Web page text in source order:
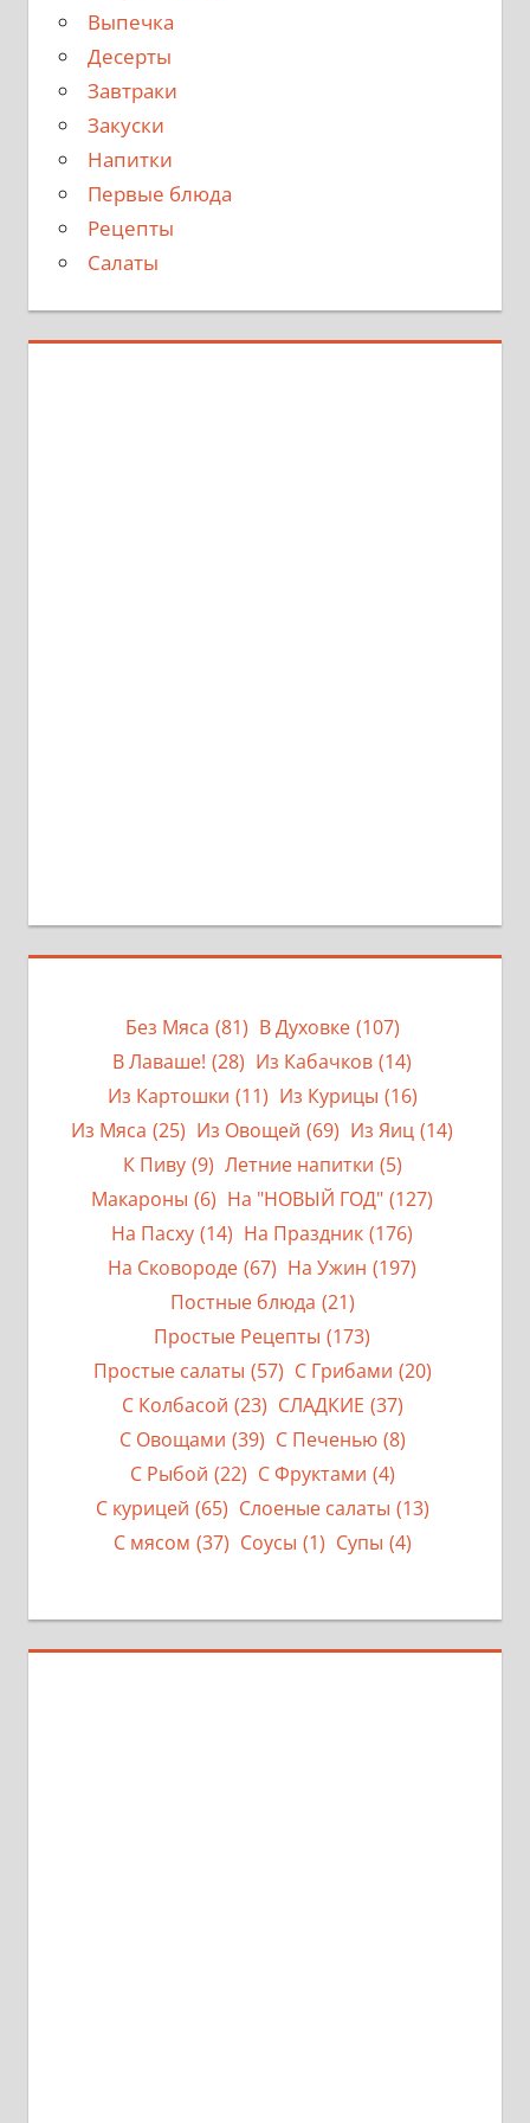
Выпечка
Десерты
Завтраки
Закуски
Напитки
Первые блюда
Рецепты
Салаты
Без Мяса (81) В Духовке (107)
В Лаваше! (28) Из Кабачков (14)
Из Картошки (11) Из Курицы (16)
Из Мяса (25) Из Овощей (69) Из Яиц (14)
К Пиву (9) Летние напитки (5)
Макароны (6) На "НОВЫЙ ГОД" (127)
На Пасху (14) На Праздник (176)
На Сковороде (67) На Ужин (197)
Постные блюда (21)
Простые Рецепты (173)
Простые салаты (57) С Грибами (20)
С Колбасой (23) СЛАДКИЕ (37)
С Овощами (39) С Печенью (8)
С Рыбой (22) С Фруктами (4)
С курицей (65) Слоеные салаты (13)
С мясом (37) Соусы (1) Супы (4)